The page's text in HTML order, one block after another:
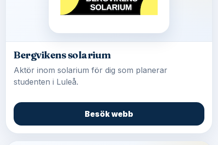
Bergvikens solarium
Aktör inom solarium för dig som planerar
studenten i Luleå.
Besök webb